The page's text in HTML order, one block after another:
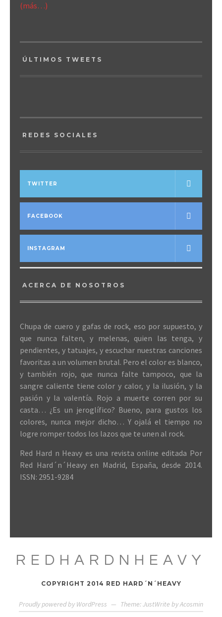
(más…)
ÚLTIMOS TWEETS
REDES SOCIALES
TWITTER
FACEBOOK
INSTAGRAM
ACERCA DE NOSOTROS
Chupa de cuero y gafas de rock, eso por supuesto, y
que nunca falten, y melenas, quien las tenga, y
pendientes, y tatuajes, y escuchar nuestras canciones
favoritas a un volumen brutal. Pero el color es blanco,
y también rojo, que nunca falte tampoco, que la
sangre caliente tiene color y calor, y la ilusión, y la
pasión y la valentía. Rojo a muerte corren por su
casta… ¿Es un jeroglífico? Bueno, para gustos los
colores, nunca mejor dicho… Y ojalá el tiempo no
logre romper todos los lazos que te unen al rock.
Red Hard n Heavy es una revista online editada Por
Red Hard´n´Heavy en Madrid, España, desde 2014.
ISSN: 2951-9284
REDHARDNHEAVY
COPYRIGHT 2014 RED HARD´N´HEAVY
Proudly powered by WordPress — Theme: JustWrite byAcosmin